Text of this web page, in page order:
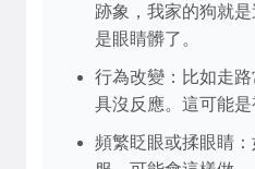
跡象，我家的狗就
是眼睛髒了。
行為改變：比如走
具沒反應。這可能是
頻繁眨眼或揉眼睛